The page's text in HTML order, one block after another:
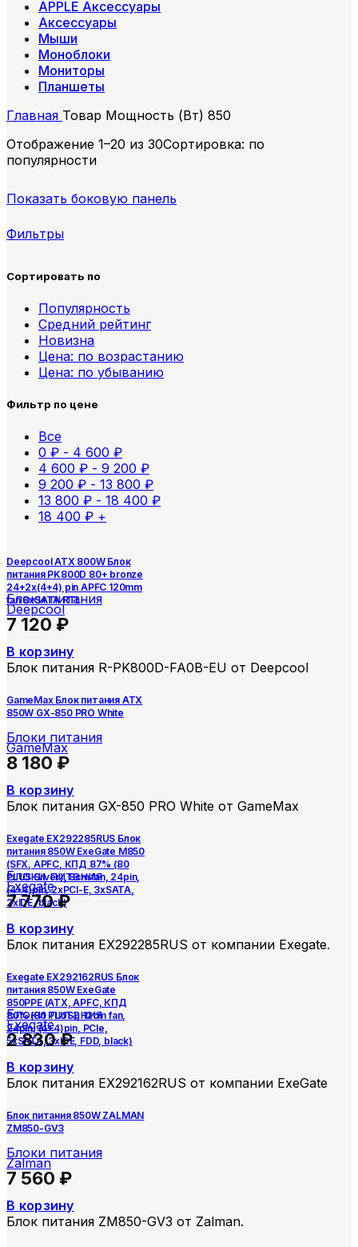
APPLE Аксессуары
Аксессуары
Мыши
Моноблоки
Мониторы
Планшеты
Главная Товар Мощность (Вт) 850
Отображение 1–20 из 30Сортировка: по
популярности
Показать боковую панель
Фильтры
Сортировать по
Популярность
Средний рейтинг
Новизна
Цена: по возрастанию
Цена: по убыванию
Фильтр по цене
Все
0 ₽ - 4 600 ₽
4 600 ₽ - 9 200 ₽
9 200 ₽ - 13 800 ₽
13 800 ₽ - 18 400 ₽
18 400 ₽ +
Deepcool ATX 800W Блок
питания PK800D 80+ bronze
24+2x(4+4) pin APFC 120mm
fan 8xSATA RTL
Блоки питания
Deepcool
7 120 ₽
В корзину
Блок питания R-PK800D-FA0B-EU от Deepcool
GameMax Блок питания ATX
850W GX-850 PRO White
Блоки питания
GameMax
8 180 ₽
В корзину
Блок питания GX-850 PRO White от GameMax
Exegate EX292285RUS Блок
питания 850W ExeGate M850
(SFX, APFC, КПД 87% (80
PLUS Silver), 8cm fan, 24pin,
(4+4)pin, 2xPCI-E, 3xSATA,
2xIDE, black)
Блоки питания
Exegate
7 770₽
В корзину
Блок питания EX292285RUS от компании Exegate.
Exegate EX292162RUS Блок
питания 850W ExeGate
850PPE (ATX, APFC, КПД
80% (80 PLUS), 12cm fan,
24pin, (4+4)pin, PCIe,
5xSATA, 3xIDE, FDD, black)
Блоки питания
Exegate
2 830₽
В корзину
Блок питания EX292162RUS от компании ExeGate
Блок питания 850W ZALMAN
ZM850-GV3
Блоки питания
Zalman
7 560 ₽
В корзину
Блок питания ZM850-GV3 от Zalman.